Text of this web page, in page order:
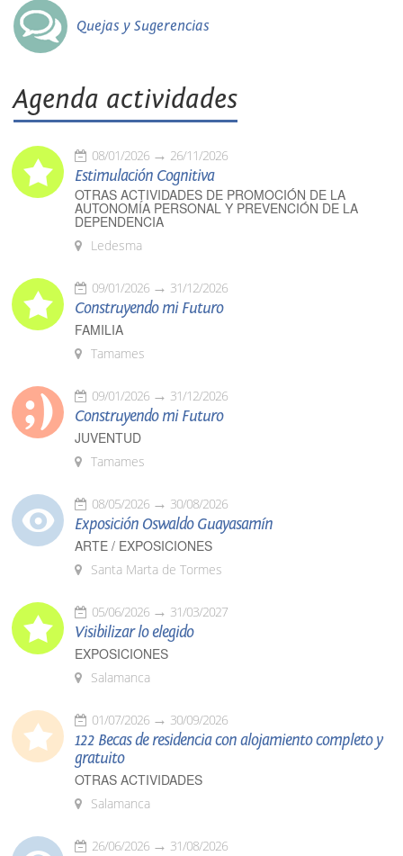
Quejas y Sugerencias
Agenda actividades
08/01/2026 26/11/2026
Estimulación Cognitiva
OTRAS ACTIVIDADES DE PROMOCIÓN DE LA
AUTONOMÍA PERSONAL Y PREVENCIÓN DE LA
DEPENDENCIA
Ledesma
09/01/2026 31/12/2026
Construyendo mi Futuro
FAMILIA
Tamames
09/01/2026 31/12/2026
Construyendo mi Futuro
JUVENTUD
Tamames
08/05/2026 30/08/2026
Exposición Oswaldo Guayasamín
ARTE / EXPOSICIONES
Santa Marta de Tormes
05/06/2026 31/03/2027
Visibilizar lo elegido
EXPOSICIONES
Salamanca
01/07/2026 30/09/2026
122 Becas de residencia con alojamiento completo y
gratuito
OTRAS ACTIVIDADES
Salamanca
26/06/2026 31/08/2026